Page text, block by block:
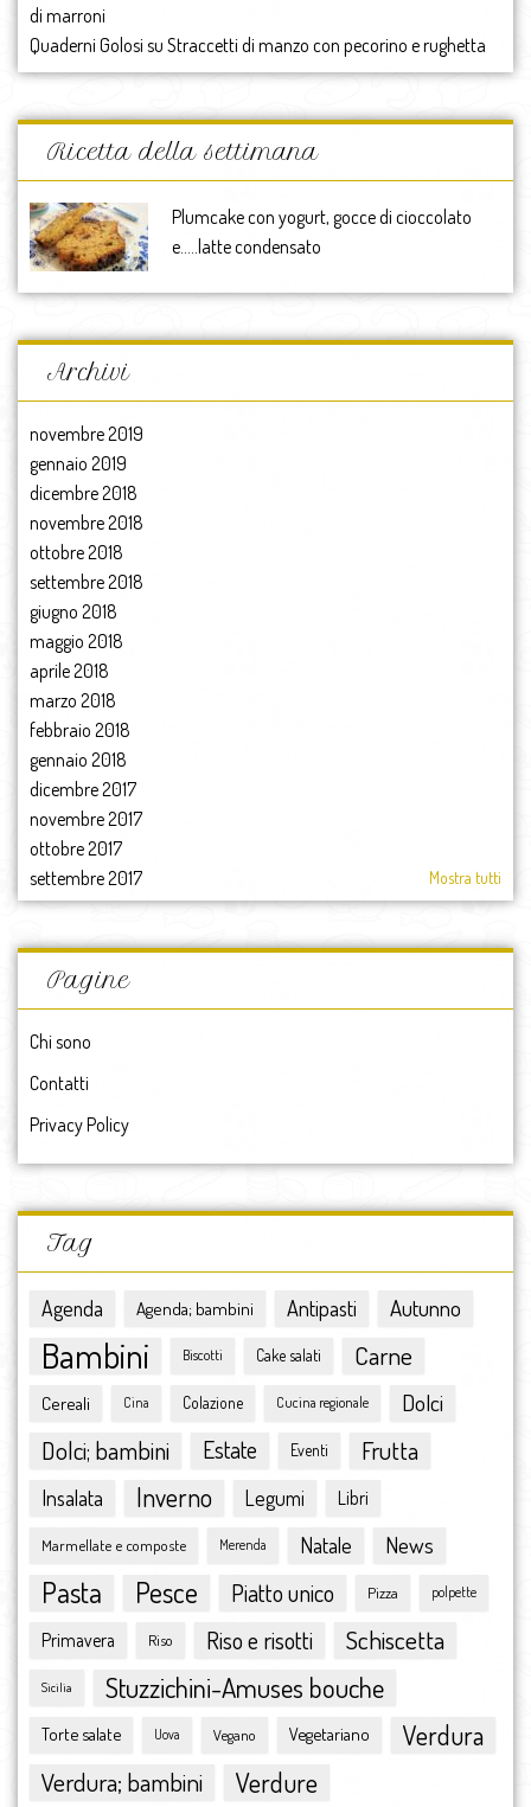
di marroni
Quaderni Golosi su Straccetti di manzo con pecorino e rughetta
Ricetta della settimana
Plumcake con yogurt, gocce di cioccolato
e…..latte condensato
Archivi
novembre 2019
gennaio 2019
dicembre 2018
novembre 2018
ottobre 2018
settembre 2018
giugno 2018
maggio 2018
aprile 2018
marzo 2018
febbraio 2018
gennaio 2018
dicembre 2017
novembre 2017
ottobre 2017
settembre 2017
agosto 2017
luglio 2017
giugno 2017
maggio 2017
marzo 2017
febbraio 2017
gennaio 2017
dicembre 2016
novembre 2016
ottobre 2016
settembre 2016
luglio 2016
giugno 2016
aprile 2016
marzo 2016
gennaio 2016
ottobre 2015
agosto 2015
luglio 2015
maggio 2015
aprile 2015
marzo 2015
Mostra tutti
Pagine
Chi sono
Contatti
Privacy Policy
Tag
Agenda Agenda; bambini Antipasti Autunno
Bambini Biscotti Cake salati Carne
Cereali Cina Colazione Cucina regionale Dolci
Dolci; bambini Estate Eventi Frutta
Insalata Inverno Legumi Libri
Marmellate e composte Merenda Natale News
Pasta Pesce Piatto unico Pizza polpette
Primavera Riso Riso e risotti Schiscetta
Sicilia Stuzzichini-Amuses bouche
Torte salate Uova Vegano Vegetariano Verdura
Verdura; bambini Verdure